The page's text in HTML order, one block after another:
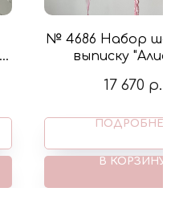
№ 4686 Набор
выписку
мишка на луне в
17 670 р.
ПОДРОБНЕЕ
В КОРЗИНУ